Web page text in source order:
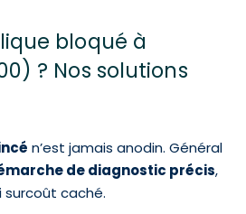
bloqué à
? Nos solutions
n’est jamais anodin. Général
de diagnostic précis,
surcoût caché.